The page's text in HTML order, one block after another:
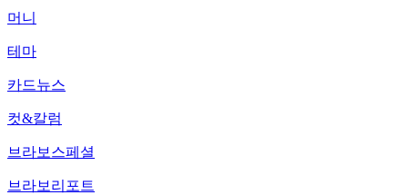
머니
테마
카드뉴스
컷&칼럼
브라보스페셜
브라보리포트